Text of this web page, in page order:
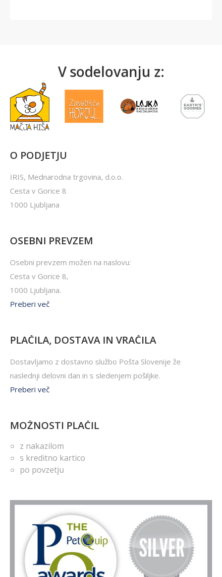
V sodelovanju z:
O PODJETJU
IRIS, Mednarodna trgovina, d.o.o.
Cesta v Gorice 8
1000 Ljubljana
OSEBNI PREVZEM
Osebni prevzem možen na naslovu:
Cesta v Gorice 8,
1000 Ljubljana.
Preberi več
PLAČILA, DOSTAVA IN VRAČILA
Dostavljamo z dostavno službo Pošta Slovenije že
naslednji delovni dan in s sledenjem pošiljke.
Preberi več
MOŽNOSTI PLAČIL
z nakazilom
s kreditno kartico
po povzetju